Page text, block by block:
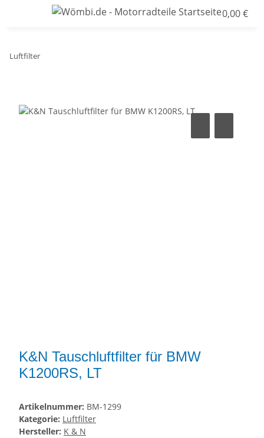
0,00 €
Luftfilter
K&N Tauschluftfilter für BMW
K1200RS, LT
Artikelnummer: BM-1299
Kategorie: Luftfilter
Hersteller: K & N